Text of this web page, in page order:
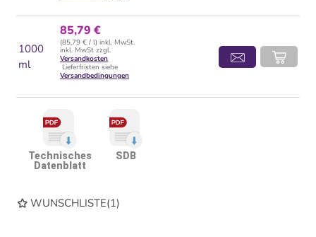
1000
ml
85,79 €
(85,79 € / l) inkl. MwSt.
inkl. MwSt zzgl.
Versandkosten
Lieferfristen siehe
Versandbedingungen
Technisches
Datenblatt
SDB
WUNSCHLISTE(1)